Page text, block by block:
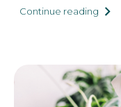
Continue reading